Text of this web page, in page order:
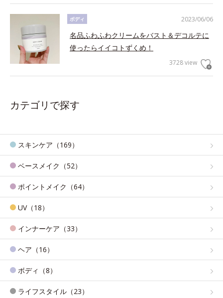
2023/06/06
ボディ
名品ふわふわクリームをバスト＆デコルテに
使ったらイイコトずくめ！
3728 view
カテゴリで探す
スキンケア（169）
ベースメイク（52）
ポイントメイク（64）
UV（18）
インナーケア（33）
ヘア（16）
ボディ（8）
ライフスタイル（23）